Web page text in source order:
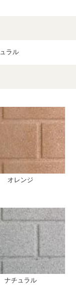
ラル
オレンジ
ナチュラル